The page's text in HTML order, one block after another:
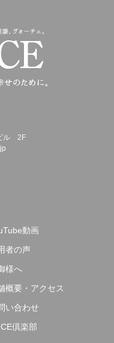
ル 2F
動画
者の声
様へ
概要・アクセス
い合わせ
倶楽部